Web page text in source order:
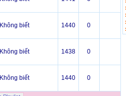
Không biết 1440 0
Không biết 1438 0
Không biết 1440 0